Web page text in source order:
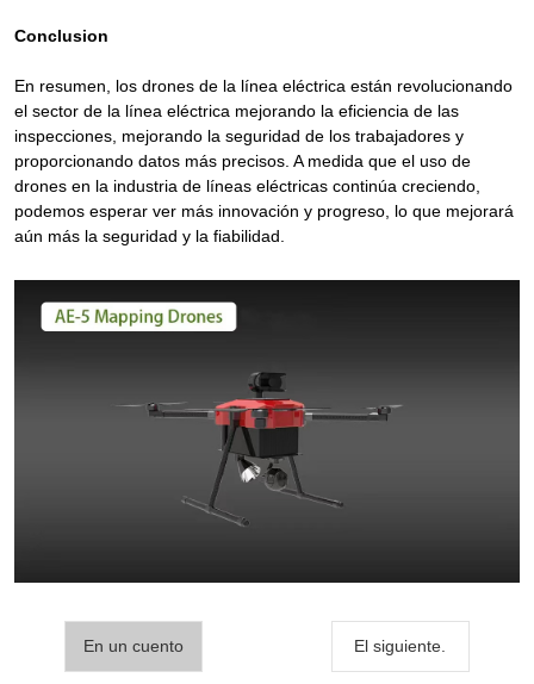
Conclusion
En resumen, los drones de la línea eléctrica están revolucionando
el sector de la línea eléctrica mejorando la eficiencia de las
inspecciones, mejorando la seguridad de los trabajadores y
proporcionando datos más precisos. A medida que el uso de
drones en la industria de líneas eléctricas continúa creciendo,
podemos esperar ver más innovación y progreso, lo que mejorará
aún más la seguridad y la fiabilidad.
En un cuento El siguiente.